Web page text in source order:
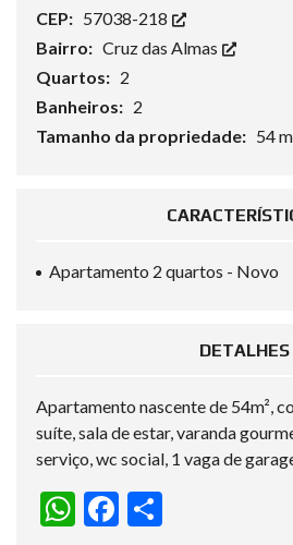
CEP: 57038-218
Bairro: Cruz das Almas
Quartos: 2
Banheiros: 2
Tamanho da propriedade: 54
Apartamento 2 quartos - Novo
DETALHES
Apartamento nascente de 54m²,
suíte, sala de estar, varanda
serviço, wc social, 1 vaga de
W F